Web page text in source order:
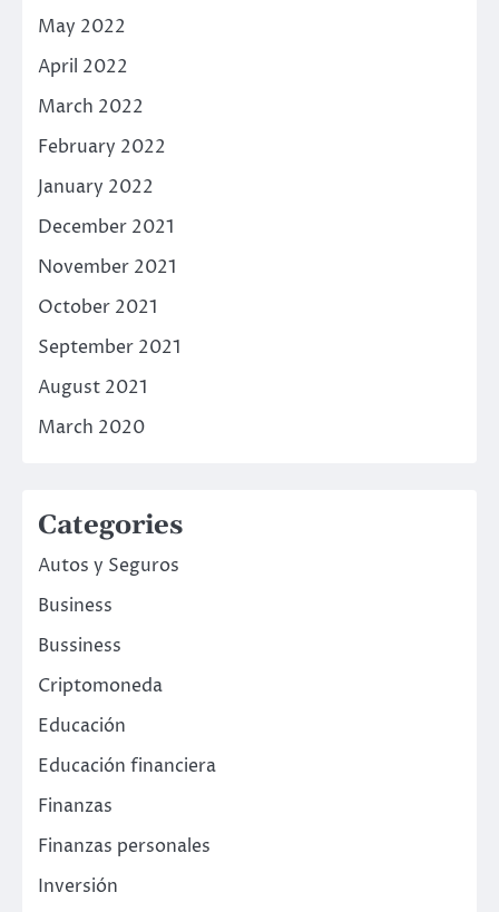
May 2022
April 2022
March 2022
February 2022
January 2022
December 2021
November 2021
October 2021
September 2021
August 2021
March 2020
Categories
Autos y Seguros
Business
Bussiness
Criptomoneda
Educación
Educación financiera
Finanzas
Finanzas personales
Inversión